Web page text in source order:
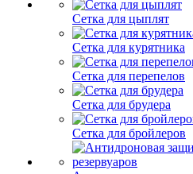
Сетка для цыплят
Сетка для курятника
Сетка для перепелов
Сетка для брудера
Сетка для бройлеров